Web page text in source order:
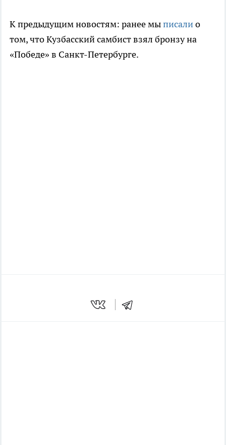
К предыдущим новостям: ранее мыписалио
том, что Кузбасский самбист взял бронзу на
«Победе» в Санкт-Петербурге.